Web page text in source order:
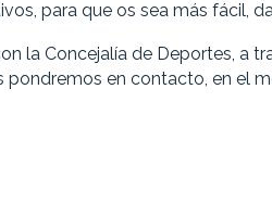
para que os sea más fácil,
la Concejalía de Deportes, a
en contacto, en el